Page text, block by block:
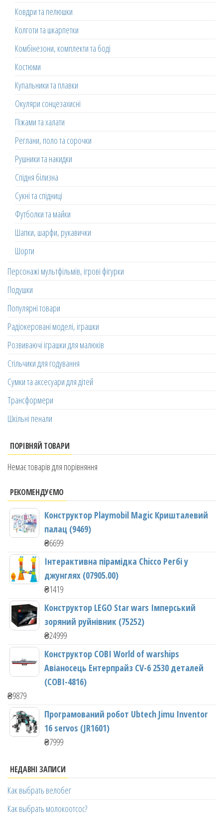
Ковдри та пелюшки
Колготи та шкарпетки
Комбінезони, комплекти та боді
Костюми
Купальники та плавки
Окуляри сонцезахисні
Піжами та халати
Реглани, поло та сорочки
Рушники та накидки
Спідня білизна
Сукні та спідниці
Футболки та майки
Шапки, шарфи, рукавички
Шорти
Персонажі мультфільмів, ігрові фігурки
Подушки
Популярні товари
Радіокеровані моделі, іграшки
Розвиваючі іграшки для малюків
Стільчики для годування
Сумки та аксесуари для дітей
Трансформери
Шкільні пенали
ПОРІВНЯЙ ТОВАРИ
Немає товарів для порівняння
РЕКОМЕНДУЄМО
Конструктор Playmobil Magic Кришталевий
палац (9469)
₴6699
Інтерактивна пірамідка Chicco Регбі у
джунглях (07905.00)
₴1419
Конструктор LEGO Star wars Імперський
зоряний руйнівник (75252)
₴24999
Конструктор COBI World of warships
Авіаносець Ентерпрайз CV-6 2530 деталей
(COBI-4816)
₴9879
Програмований робот Ubtech Jimu Inventor
16 servos (JR1601)
₴7999
НЕДАВНІ ЗАПИСИ
Как выбрать велобег
Как выбрать молокоотсос?